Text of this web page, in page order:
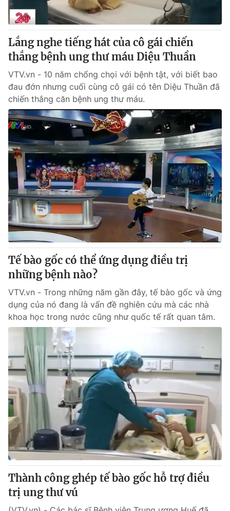
Lắng nghe tiếng hát của cô gái chiến
thắng bệnh ung thư máu Diệu Thuần
VTV.vn - 10 năm chống chọi với bệnh tật, với biết bao
đau đớn nhưng cuối cùng cô gái có tên Diệu Thuần đã
chiến thắng căn bệnh ung thư máu.
Tế bào gốc có thể ứng dụng điều trị
những bệnh nào?
VTV.vn - Trong những năm gần đây, tế bào gốc và ứng
dụng của nó đang là vấn đề nghiên cứu mà các nhà
khoa học trong nước cũng như quốc tế rất quan tâm.
Thành công ghép tế bào gốc hỗ trợ điều
trị ung thư vú